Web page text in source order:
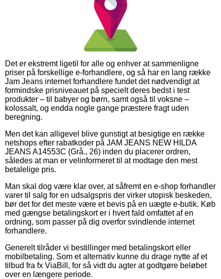
Det er ekstremt ligetil for alle og enhver at sammenligne
priser på forskellige e-forhandlere, og så har en lang række
Jam Jeans internet forhandlere fundet det nødvendigt at
formindske prisniveauet på specielt deres bedst i test
produkter – til babyer og børn, samt også til voksne –
kolossalt, og endda nogle gange præstere fragt uden
beregning.
Men det kan alligevel blive gunstigt at besigtige en række
netshops efter rabatkoder på JAM JEANS NEW HILDA
JEANS A14553C (Grå., 26) inden du placerer ordren,
således at man er velinformeret til at modtage den mest
betalelige pris.
Man skal dog være klar over, at såfremt en e-shop forhandler
varer til salg for en udsalgspris der virker utopisk beskeden,
bør det for det meste være et bevis på en uægte e-butik. Køb
med gængse betalingskort er i hvert fald omfattet af en
ordning, som passer på dig overfor svindlende internet
forhandlere.
Generelt tilråder vi bestillinger med betalingskort eller
mobilbetaling. Som et alternativ kunne du drage nytte af et
tilbud fra fx ViaBill, for så vidt du agter at godtgøre beløbet
over en længere periode.